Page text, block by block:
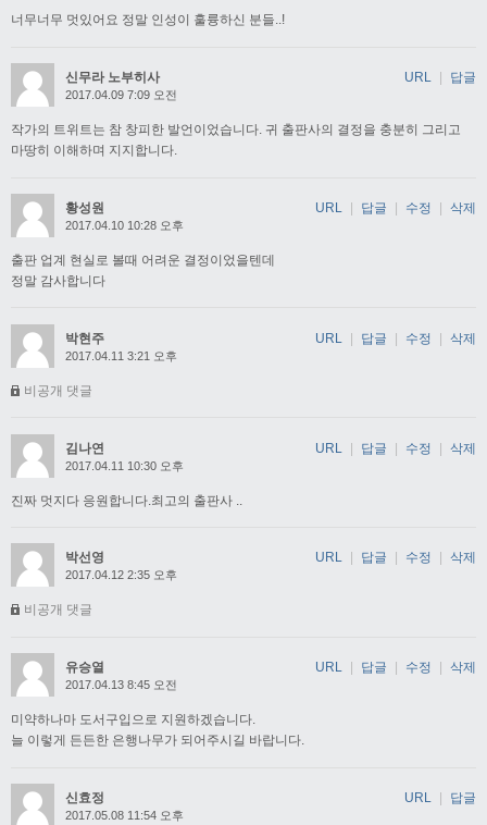
너무너무 멋있어요 정말 인성이 훌륭하신 분들..!
신무라 노부히사
2017.04.09 7:09 오전
작가의 트위트는 참 창피한 발언이었습니다. 귀 출판사의 결정을 충분히 그리고
마땅히 이해하며 지지합니다.
URL 답글
황성원
2017.04.10 10:28 오후
출판 업계 현실로 볼때 어려운 결정이었을텐데
정말 감사합니다
URL 답글 수정 삭제
박현주
2017.04.11 3:21 오후
비공개 댓글
URL | 답글 | 수정 | 삭제
김나연
2017.04.11 10:30 오후
진짜 멋지다 응원합니다.최고의 출판사 ..
URL | 답글 | 수정 | 삭제
박선영
2017.04.12 2:35 오후
비공개 댓글
URL 답글 수정 삭제
유승열
2017.04.13 8:45 오전
미약하나마 도서구입으로 지원하겠습니다.
늘 이렇게 든든한 은행나무가 되어주시길 바랍니다.
URL 답글 수정 삭제
신효정
2017.05.08 11:54 오후
URL 답글